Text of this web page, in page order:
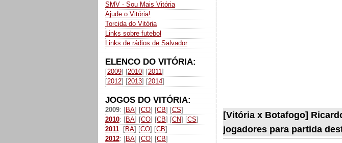
SMV - Sou Mais Vitória
Ajude o Vitória!
Torcida do Vitória
Links sobre futebol
Links de rádios de Salvador
ELENCO DO VITÓRIA:
[2009] [2010] [2011]
[2012] [2013] [2014]
JOGOS DO VITÓRIA:
2009: [BA] [CO] [CB] [CS]
2010: [BA] [CO] [CB] [CN] [CS]
2011: [BA] [CO] [CB]
2012: [BA] [CO] [CB]
[Vitória x Botafogo]
jogadores para partida